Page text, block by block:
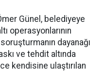
Günel, belediyeye
operasyonlarının
dayanağı
ve tehdit altında
kendisine ulaştırılan